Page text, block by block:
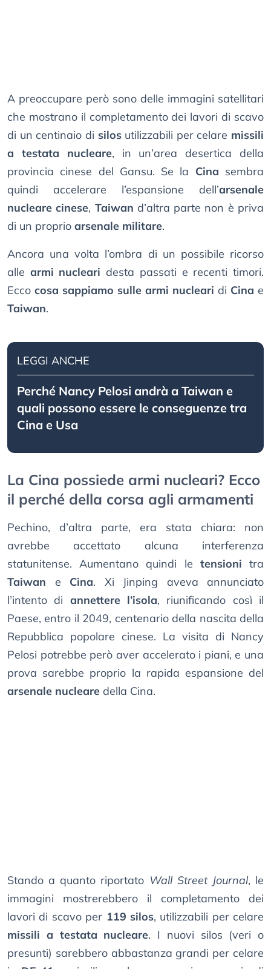
A preoccupare però sono delle immagini satellitari
che mostrano il completamento dei lavori di scavo
di un centinaio di silosutilizzabili per celare missili
a testata nucleare, in un’area desertica della
provincia cinese del Gansu. Se la Cina sembra
quindi accelerare l’espansione dell’arsenale
nucleare cinese, Taiwan d’altra parte non è priva
di un proprio arsenale militare.
Ancora una volta l’ombra di un possibile ricorso
alle armi nucleari desta passati e recenti timori.
Ecco cosa sappiamo sulle armi nucleari di Cina e
Taiwan.
LEGGI ANCHE
Perché Nancy Pelosi andrà a Taiwan e
quali possono essere le conseguenze tra
Cina e Usa
La Cina possiede armi nucleari? Ecco
il perché della corsa agli armamenti
Pechino, d’altra parte, era stata chiara: non
avrebbe accettato alcuna interferenza
statunitense. Aumentano quindi le tensioni tra
Taiwan e Cina. Xi Jinping aveva annunciato
l’intento di annettere l’isola, riunificando così il
Paese, entro il 2049, centenario della nascita della
Repubblica popolare cinese. La visita di Nancy
Pelosi potrebbe però aver accelerato i piani, e una
prova sarebbe proprio la rapida espansione del
arsenale nucleare della Cina.
Stando a quanto riportato Wall Street Journal, le
immagini mostrerebbero il completamento dei
lavori di scavo per 119 silos, utilizzabili per celare
missili a testata nucleare. I nuovi silos (veri o
presunti) sarebbero abbastanza grandi per celare